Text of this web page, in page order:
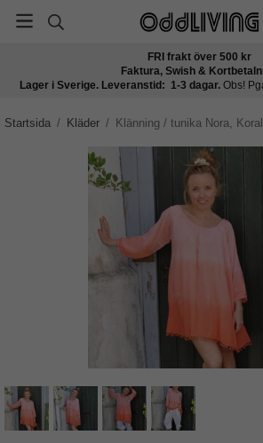
FRI frakt över 500 kr
Faktura, Swish &
Lager i Sverige. Leveranstid: 1-3 dagar. Obs!
Startsida / Kläder / Klänning / tunika Nora, Korall